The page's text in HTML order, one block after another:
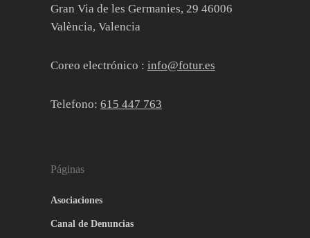
Gran Via de les Germanies, 29 46006
València, Valencia
Coreo electrónico : info@fotur.es
Telefono: 615 447 763
Páginas
Asociaciones
Canal de Denuncias